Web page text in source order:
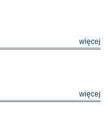
więcej
więcej